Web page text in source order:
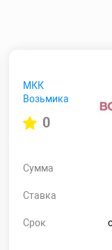
МКК
Возьмика
0
Сумма
Ставка
Срок